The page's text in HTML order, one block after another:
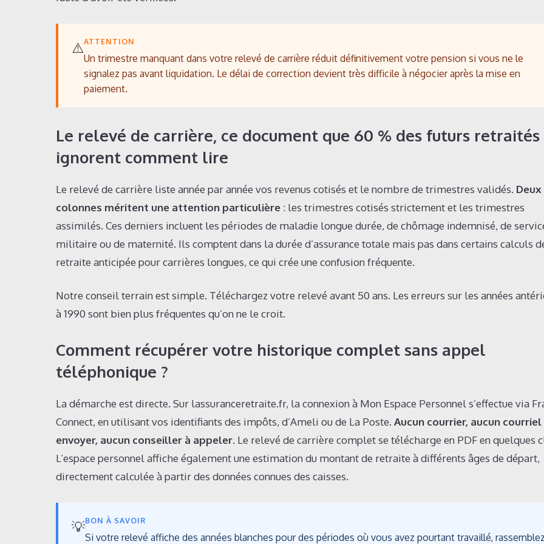
⚠️ATTENTION
Un trimestre manquant dans votre relevé de carrière réduit définitivement votre pension si vous ne le
signalez pas avant liquidation. Le délai de correction devient très difficile à négocier après la mise en
paiement.
Le relevé de carrière, ce document que 60 % des futurs retraités
ignorent comment lire
Le relevé de carrière liste année par année vos revenus cotisés et le nombre de trimestres validés. Deux
colonnes méritent une attention particulière : les trimestres cotisés strictement et les trimestres
assimilés. Ces derniers incluent les périodes de maladie longue durée, de chômage indemnisé, de
militaire ou de maternité. Ils comptent dans la durée d’assurance totale mais pas dans certains calculs
retraite anticipée pour carrières longues, ce qui crée une confusion fréquente.
Notre conseil terrain est simple. Téléchargez votre relevé avant 50 ans. Les erreurs sur les années
à 1990 sont bien plus fréquentes qu’on ne le croit.
Comment récupérer votre historique complet sans appel
téléphonique ?
La démarche est directe. Sur lassuranceretraite.fr, la connexion à Mon Espace Personnel s’effectue via
Connect, en utilisant vos identifiants des impôts, d’Ameli ou de La Poste. Aucun courrier, aucun courriel
envoyer, aucun conseiller à appeler. Le relevé de carrière complet se télécharge en PDF en quelques
L’espace personnel affiche également une estimation du montant de retraite à différents âges de départ,
directement calculée à partir des données connues des caisses.
💡BON À SAVOIR
Si votre relevé affiche des années blanches pour des périodes où vous avez pourtant travaillé,